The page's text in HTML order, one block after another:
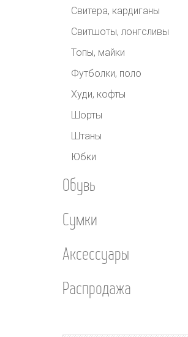
Свитера, кардиганы
Свитшоты, лонгсливы
Топы, майки
Футболки, поло
Худи, кофты
Шорты
Штаны
Юбки
Обувь
Сумки
Аксессуары
Распродажа